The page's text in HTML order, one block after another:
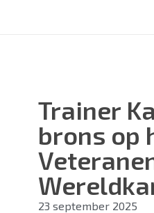
Trainer
brons op
23 september 2025